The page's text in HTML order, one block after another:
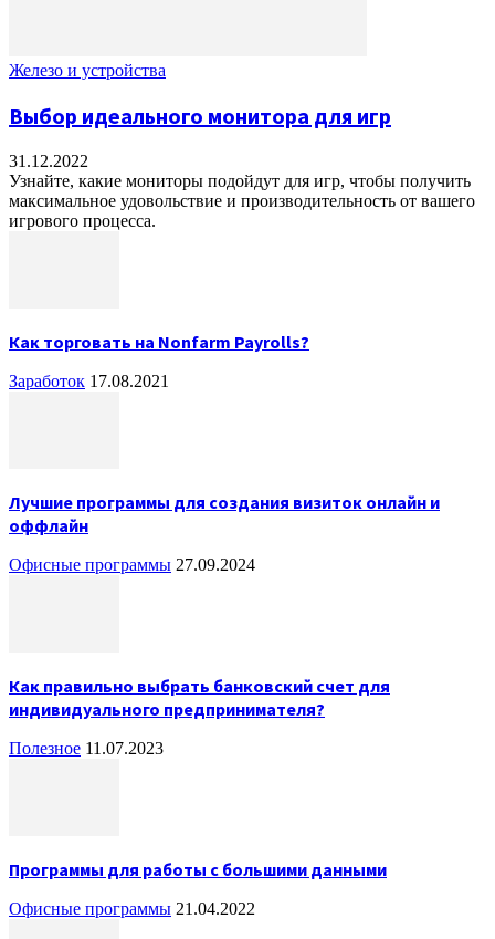
Железо и устройства
Выбор идеального монитора для игр
31.12.2022
Узнайте, какие мониторы подойдут для игр, чтобы получить
максимальное удовольствие и производительность от вашего
игрового процесса.
Как торговать на Nonfarm Payrolls?
Заработок 17.08.2021
Лучшие программы для создания визиток онлайн и
оффлайн
Офисные программы 27.09.2024
Как правильно выбрать банковский счет для
индивидуального предпринимателя?
Полезное 11.07.2023
Программы для работы с большими данными
Офисные программы 21.04.2022